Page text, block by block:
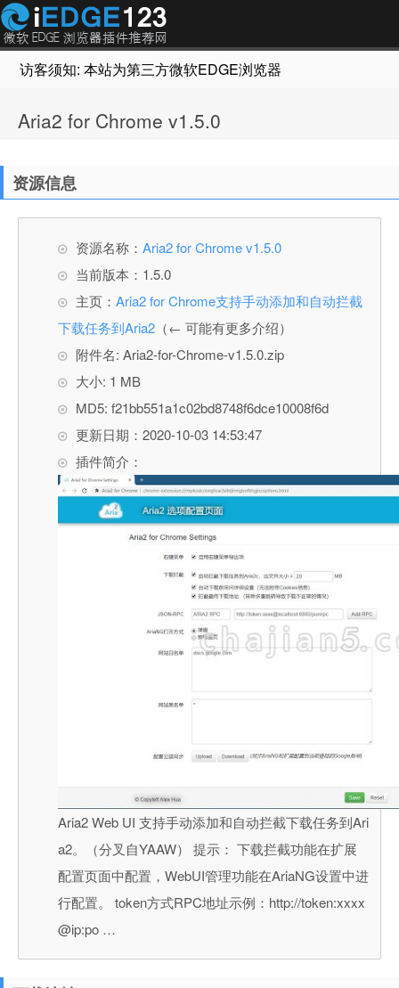
访客须知: 本站为第三方微软EDGE浏览器插件推荐网站，
Aria2 for Chrome v1.5.0
资源信息
资源名称： Aria2 for Chrome v1.5.0
当前版本：1.5.0
主页： Aria2 for Chrome支持手动添加和自动拦截
下载任务到Aria2 （← 可能有更多介绍）
附件名: Aria2-for-Chrome-v1.5.0.zip
大小: 1 MB
MD5: f21bb551a1c02bd8748f6dce10008f6d
更新日期：2020-10-03 14:53:47
插件简介：
Aria2 Web UI 支持手动添加和自动拦截下载任务到Ari
a2。（分叉自YAAW） 提示： 下载拦截功能在扩展
配置页面中配置，WebUI管理功能在AriaNG设置中进
行配置。 token方式RPC地址示例：http://token:xxxx
@ip:po …